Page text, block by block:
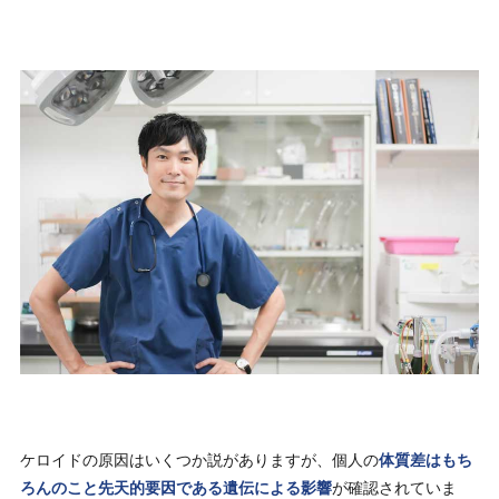
ケロイドの原因はいくつか説がありますが、個人の体質差はもち
ろんのこと先天的要因である遺伝による影響が確認されていま